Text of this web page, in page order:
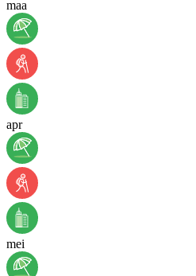
maa
apr
mei